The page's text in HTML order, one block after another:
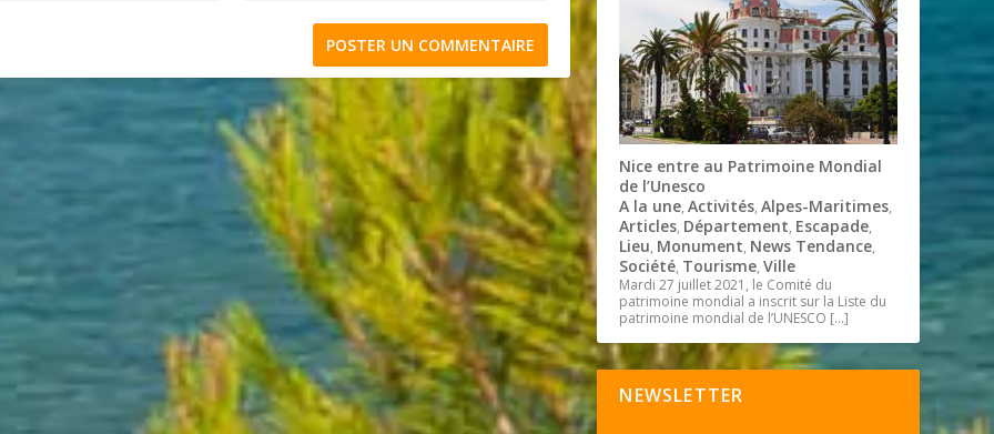
Nice entre au Patrimoine Mondial
de l’Unesco
A la une,Activités,Alpes-Maritimes,
Articles, Département, Escapade,
Lieu, Monument, News Tendance,
Société, Tourisme,Ville
Mardi 27 juillet 2021, le Comité du
patrimoine mondial a inscrit sur la Liste du
patrimoine mondial de l’UNESCO […]
NEWSLETTER